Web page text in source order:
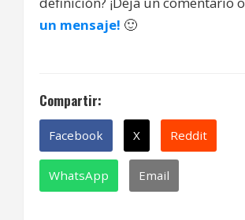
un mensaje! 🙂
Compartir:
Facebook X Reddit
WhatsApp Email